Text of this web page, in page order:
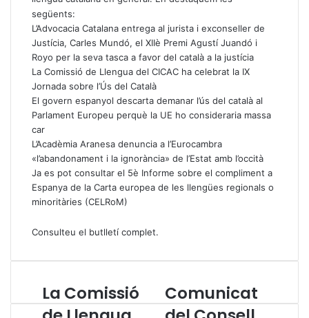
següents:
L’Advocacia Catalana entrega al jurista i exconseller de
Justícia, Carles Mundó, el XIIè Premi Agustí Juandó i
Royo per la seva tasca a favor del català a la justícia
La Comissió de Llengua del CICAC ha celebrat la IX
Jornada sobre l’Ús del Català
El govern espanyol descarta demanar l’ús del català al
Parlament Europeu perquè la UE ho consideraria massa
car
L’Acadèmia Aranesa denuncia a l’Eurocambra
«l’abandonament i la ignorància» de l’Estat amb l’occità
Ja es pot consultar el 5è Informe sobre el compliment a
Espanya de la Carta europea de les llengües regionals o
minoritàries (CELRoM)
Consulteu el butlletí complet.
L
aLa Comissió
C
o
Comunicat